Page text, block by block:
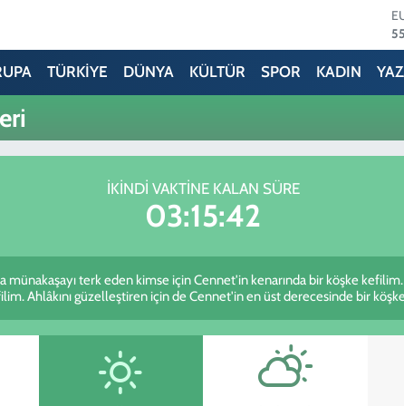
TÜRKİYE DÜNYA KÜLTÜR SPOR KADIN
İKINDI VAKTINE KALAN SÜRE
03:15:42
münakaşayı terk eden kimse için Cennet'in kenarında bir köşke
Ahlâkını güzelleştiren için de Cennet'in en üst derecesinde bir